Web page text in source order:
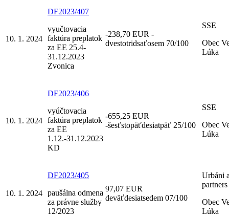
10. 1. 2024
DF2023/407
vyučtovacia
faktúra preplatok
za EE 25.4-
31.12.2023
Zvonica
-238,70 EUR -
dvestotridsaťosem 70/100
SSE
Obec
Lúka
10. 1. 2024
DF2023/406
vyúčtovacia
faktúra preplatok
za EE
1.12.-31.12.2023
KD
-655,25 EUR
-šesťstopäťdesiatpäť 25/100
SSE
Obec
Lúka
10. 1. 2024
DF2023/405
paušálna odmena
za právne služby
12/2023
97,07 EUR
deväťdesiatsedem 07/100
Urbáni
Obec
Lúka